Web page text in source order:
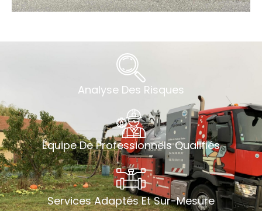
Analyse Des Risques
Équipe De Professionnels Qualifiés
Services Adaptés Et Sur-Mesure